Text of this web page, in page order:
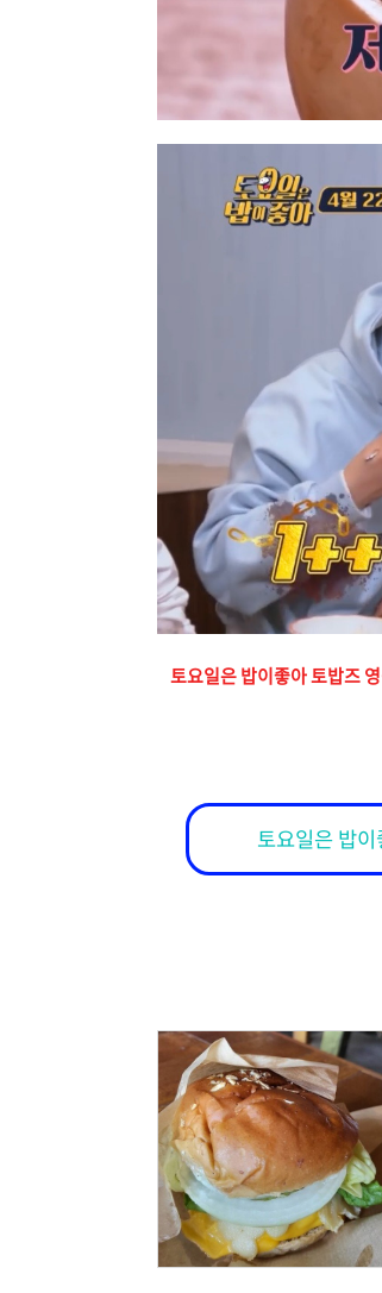
토요일은 밥이좋아 토밥즈
토요일은 밥